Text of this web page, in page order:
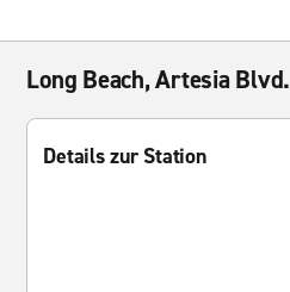
Long Beach, Artesia Blvd.
Details zur Station